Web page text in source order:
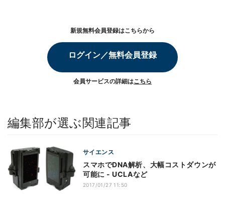
新規無料会員登録はこちらから
ログイン／無料会員登録
会員サービスの詳細はこちら
編集部が選ぶ関連記事
サイエンス
スマホでDNA解析、大幅コストダウンが
可能に - UCLAなど
2017/01/27 11:50